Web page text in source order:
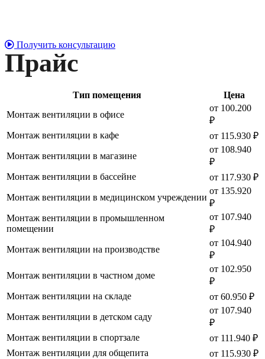
Получить консультацию
Прайс
Тип помещения
Цена
Монтаж вентиляции в офисе
от 100.200
₽
Монтаж вентиляции в кафе
от 115.930 ₽
Монтаж вентиляции в магазине
от 108.940
₽
Монтаж вентиляции в бассейне
от 117.930 ₽
Монтаж вентиляции в медицинском учреждении
от 135.920
₽
Монтаж вентиляции в промышленном
помещении
от 107.940
₽
Монтаж вентиляции на производстве
от 104.940
₽
Монтаж вентиляции в частном доме
от 102.950
₽
Монтаж вентиляции на складе
от 60.950 ₽
Монтаж вентиляции в детском саду
от 107.940
₽
Монтаж вентиляции в спортзале
от 111.940 ₽
Монтаж вентиляции для общепита
от 115.930 ₽